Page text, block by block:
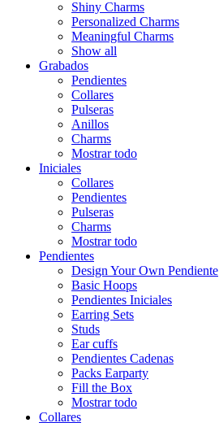
Shiny Charms
Personalized Charms
Meaningful Charms
Show all
Grabados
Pendientes
Collares
Pulseras
Anillos
Charms
Mostrar todo
Iniciales
Collares
Pendientes
Pulseras
Charms
Mostrar todo
Pendientes
Design Your Own Pendiente
Basic Hoops
Pendientes Iniciales
Earring Sets
Studs
Ear cuffs
Pendientes Cadenas
Packs Earparty
Fill the Box
Mostrar todo
Collares